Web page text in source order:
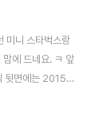
미니 스타벅스랑
에 드네요. ㅋ 앞
뒷면에는 2015
낌의 피규어보